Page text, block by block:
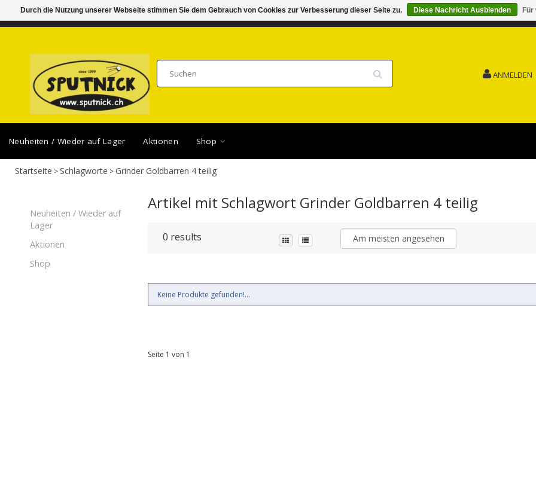
DI-FR 11.00 - 18.30, SA 10.00 - 16.00 SAMSTAG 15.08. GESCHLOSSEN FEIERTAG
ANMELDEN
Neuheiten / Wieder auf Lager Aktionen Shop
Startseite >Schlagworte >Grinder Goldbarren 4 teilig
Neuheiten / Wieder auf
Lager
Aktionen
Shop
Artikel mit Schlagwort Grinder Goldbarren 4 teilig
0 results Am meisten angesehen
Keine Produkte gefunden!...
Seite 1 von 1
Durch die Nutzung unserer Webseite stimmen Sie dem Gebrauch von Cookies zur Verbesserung dieser Seite zu. Diese Nachricht Ausblenden